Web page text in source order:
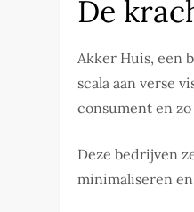
De
Akker Huis, een
scala aan verse
consument en
Deze bedrijven
minimaliseren